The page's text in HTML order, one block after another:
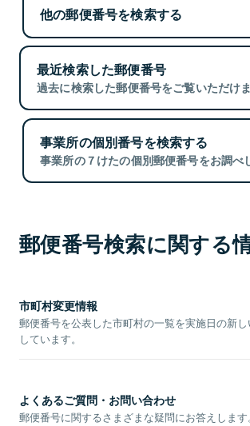
他の郵便番号を検索する
最近検索した郵便番号
過去に検索した郵便番号をご覧いただけま
事業所の個別番号を検索する
事業所の７けたの個別郵便番号をお調べ
郵便番号検索に関する
市町村変更情報
郵便番号を公表した市町村の一覧を実施日の新
しています。
よくあるご質問・お問い合わせ
郵便番号に関するさまざまな疑問にお答えします。